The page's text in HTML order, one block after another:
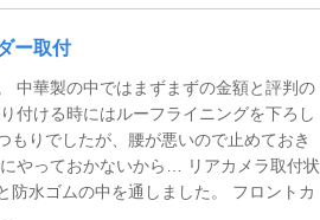
ー取付
中華製の中ではまずまずの金額と評判の
付ける時にはルーフライニングを下ろし
もりでしたが、腰が悪いので止めておき
やっておかないから… リアカメラ取付状
防水ゴムの中を通しました。 フロントカ